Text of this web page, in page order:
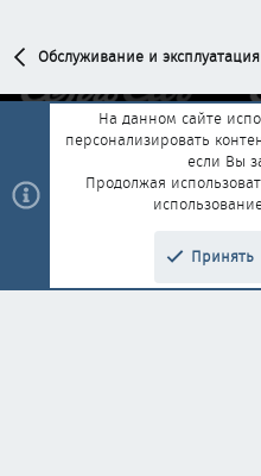
Обслуживание и эксплуатация
Обратная связь
Условия и
Политика конфиденциальности
add-ons by ThemeHouse Перевод
На данном сайте
персонализировать
если Вы
Продолжая
Принять